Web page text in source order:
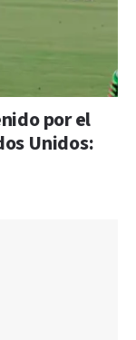
por el
Unidos: